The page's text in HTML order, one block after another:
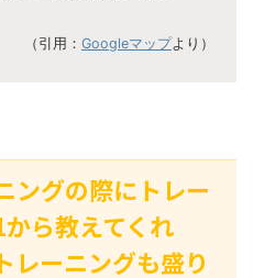
（引用： Googleマップより）
ングの際にトレー
ら教えてくれ
レーニングも盛り